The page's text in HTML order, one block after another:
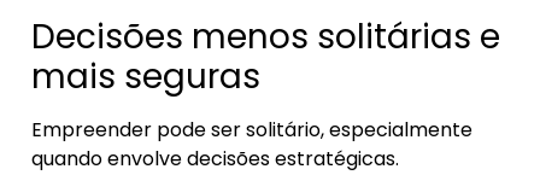
Decisões menos solitárias e
mais seguras
Empreender pode ser solitário, especialmente
quando envolve decisões estratégicas.